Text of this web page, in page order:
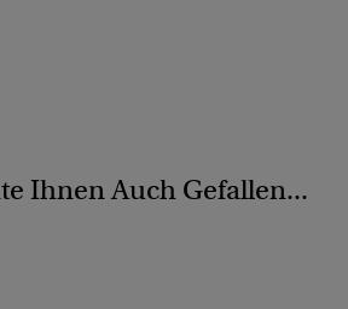
Ihnen Auch Gefallen...